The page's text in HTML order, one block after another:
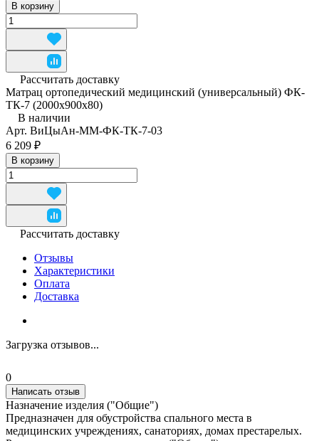
В корзину
Рассчитать доставку
Матрац ортопедический медицинский (универсальный) ФК-
ТК-7 (2000x900x80)
В наличии
Арт. ВиЦыАн-ММ-ФК-ТК-7-03
6 209 ₽
В корзину
Рассчитать доставку
Отзывы
Характеристики
Оплата
Доставка
Загрузка отзывов...
0
Написать отзыв
Назначение изделия ("Общие")
Предназначен для обустройства спального места в
медицинских учреждениях, санаториях, домах престарелых.